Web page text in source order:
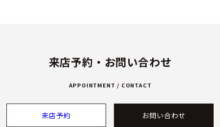
来店予約・お問い合わせ
APPOINTMENT / CONTACT
来店予約 お問い合わせ